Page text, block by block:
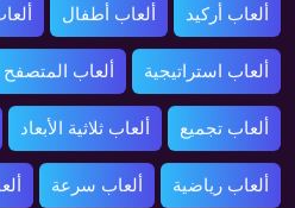
ألعاب أركيد ألعاب أطفال
ألعاب استراتيجية ألعاب المتصفح
ألعاب تجميع ألعاب ثلاثية الأبعاد
ألعاب رياضية ألعاب سرعة